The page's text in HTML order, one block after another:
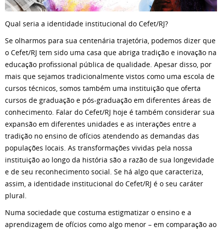
Qual seria a identidade institucional do Cefet/RJ?
Se olharmos para sua centenária trajetória, podemos dizer que
o Cefet/RJ tem sido uma casa que abriga tradição e inovação na
educação profissional pública de qualidade. Apesar disso, por
mais que sejamos tradicionalmente vistos como uma escola de
cursos técnicos, somos também uma instituição que oferta
cursos de graduação e pós-graduação em diferentes áreas de
conhecimento. Falar do Cefet/RJ hoje é também considerar sua
expansão em diferentes unidades e as interações entre a
tradição no ensino de ofícios atendendo as demandas das
populações locais. As transformações vividas pela nossa
instituição ao longo da história são a razão de sua longevidade
e de seu reconhecimento social. Se há algo que caracteriza,
assim, a identidade institucional do Cefet/RJ é o seu caráter
plural.
Numa sociedade que costuma estigmatizar o ensino e a
aprendizagem de ofícios como algo menor – em comparação ao